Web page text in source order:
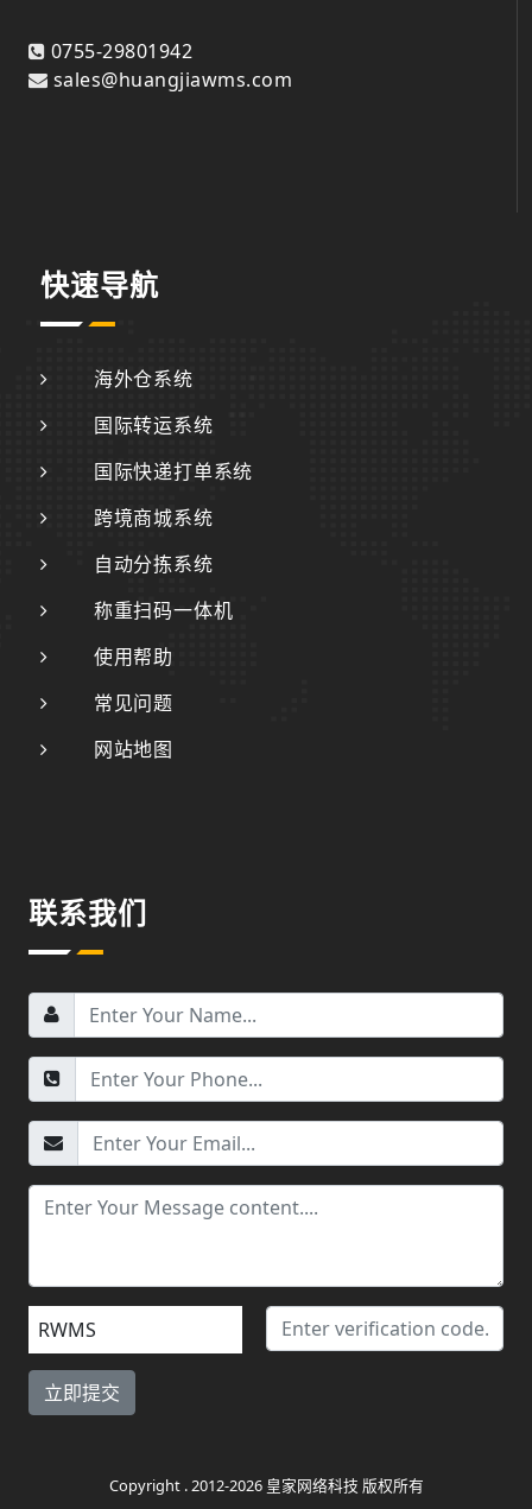
0755-29801942
sales@huangjiawms.com
快速导航
海外仓系统
国际转运系统
国际快递打单系统
跨境商城系统
自动分拣系统
称重扫码一体机
使用帮助
常见问题
网站地图
联系我们
RWMS
Copyright . 2012-2026 皇家网络科技 版权所有